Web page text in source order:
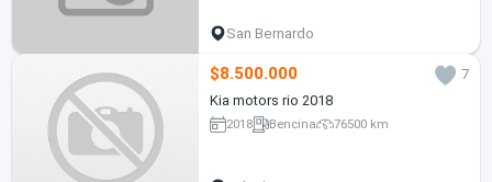
San Bernardo
$8.500.000
7
Kia motors rio 2018
2018 Bencina 76500 km